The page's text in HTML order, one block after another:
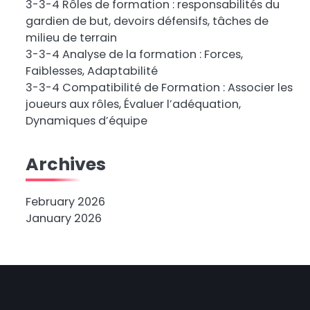
3-3-4 Rôles de formation : responsabilités du
gardien de but, devoirs défensifs, tâches de
milieu de terrain
3-3-4 Analyse de la formation : Forces,
Faiblesses, Adaptabilité
3-3-4 Compatibilité de Formation : Associer les
joueurs aux rôles, Évaluer l’adéquation,
Dynamiques d’équipe
Archives
February 2026
January 2026